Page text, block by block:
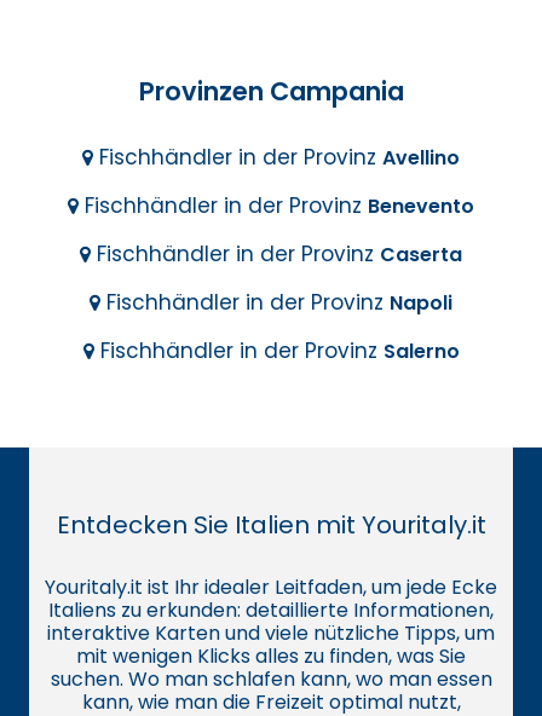
Provinzen Campania
Fischhändler in der Provinz Avellino
Fischhändler in der Provinz Benevento
Fischhändler in der Provinz Caserta
Fischhändler in der Provinz Napoli
Fischhändler in der Provinz Salerno
Entdecken Sie Italien mit Youritaly.it
Youritaly.it ist Ihr idealer Leitfaden, um jede Ecke
Italiens zu erkunden: detaillierte Informationen,
interaktive Karten und viele nützliche Tipps, um
mit wenigen Klicks alles zu finden, was Sie
suchen. Wo man schlafen kann, wo man essen
kann, wie man die Freizeit optimal nutzt,